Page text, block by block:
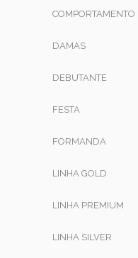
COMPORTAMENTO
DAMAS
DEBUTANTE
FESTA
FORMANDA
LINHA GOLD
LINHA PREMIUM
LINHA SILVER